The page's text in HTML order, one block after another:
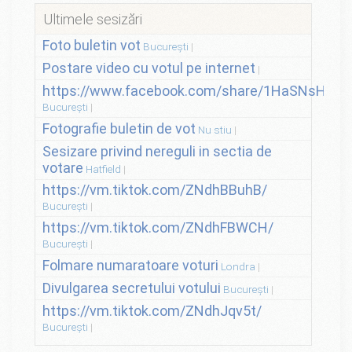
Ultimele sesizări
Foto buletin vot București
Postare video cu votul pe internet
https://www.facebook.com/share/
București
Fotografie buletin de vot Nu stiu
Sesizare privind nereguli in sectia de
votare Hatfield
https://vm.tiktok.com/ZNdhBBuhB/
București
https://vm.tiktok.com/ZNdhFBWCH/
București
Folmare numaratoare voturi Londra
Divulgarea secretului votului București
https://vm.tiktok.com/ZNdhJqv5t/
București